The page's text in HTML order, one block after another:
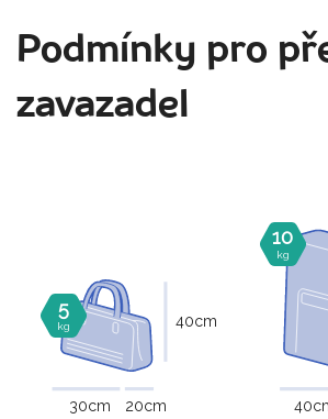
Podmínky pro
zavazadel
5
kg 40cm
30cm 20cm
10
kg
40